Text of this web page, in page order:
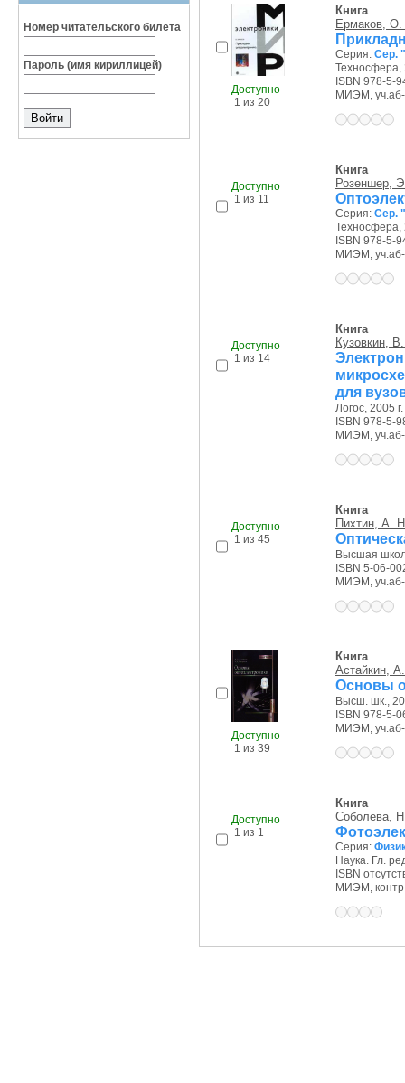
Номер читательского билета
Пароль (имя кириллицей)
Доступно
1 из 20
Книга
Ермаков,
Серия: Сер.
Техносфера,
ISBN 978-5-
МИЭМ, уч.аб-
Доступно
1 из 11
Книга
Розеншер,
Серия: Сер.
Техносфера,
ISBN 978-5-
МИЭМ, уч.аб-
Доступно
1 из 14
Книга
Кузовкин,
для
Логос, 2005 г.
ISBN 978-5-
МИЭМ, уч.аб-
Доступно
1 из 45
Книга
Пихтин, А.
Высшая
ISBN 5-06-
МИЭМ, уч.аб-
Доступно
1 из 39
Книга
Астайкин,
Основы
Высш. шк.,
ISBN 978-5-
МИЭМ, уч.аб-
Доступно
1 из 1
Книга
Соболева,
Серия:
Наука. Гл.
ISBN
МИЭМ,